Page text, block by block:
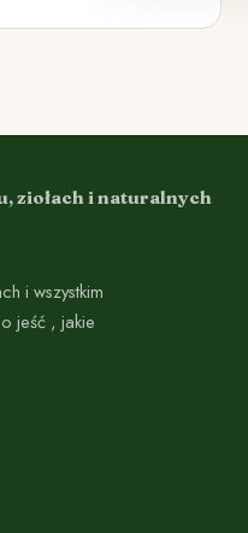
ziołach i naturalnych
i wszystkim
jeść , jakie